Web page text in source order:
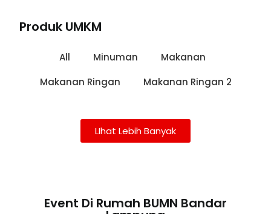
Produk UMKM
All Minuman
Makanan
Makanan Ringan
Makanan Ringan 2
LIhat Lebih Banyak
Event Di Rumah BUMN Bandar